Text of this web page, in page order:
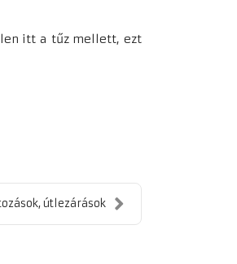
itt a tűz mellett, ezt
útlezárások